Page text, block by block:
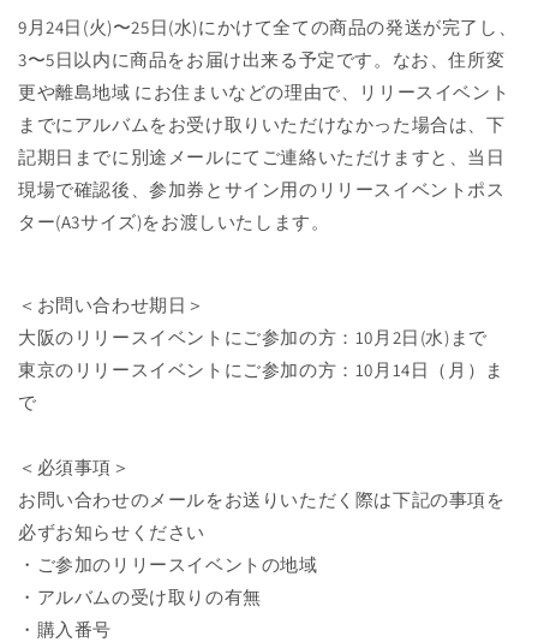
9月24日(火)〜25日(水)にかけて全ての商品の発送が完了し、
3〜5日以内に商品をお届け出来る予定です。なお、住所変
更や離島地域 にお住まいなどの理由で、リリースイベント
までにアルバムをお受け取りいただけなかった場合は、下
記期日までに別途メールにてご連絡いただけますと、当日
現場で確認後、参加券とサイン用のリリースイベントポス
ター(A3サイズ)をお渡しいたします。
＜お問い合わせ期日＞
大阪のリリースイベントにご参加の方：10月2日(水)まで
東京のリリースイベントにご参加の方：10月14日（月）ま
で
＜必須事項＞
お問い合わせのメールをお送りいただく際は下記の事項を
必ずお知らせください
・ご参加のリリースイベントの地域
・アルバムの受け取りの有無
・購入番号